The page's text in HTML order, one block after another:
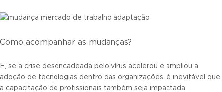
Como acompanhar as mudanças?
E, se a crise desencadeada pelo vírus acelerou e ampliou a
adoção de tecnologias dentro das organizações, é inevitável que
a capacitação de profissionais também seja impactada.